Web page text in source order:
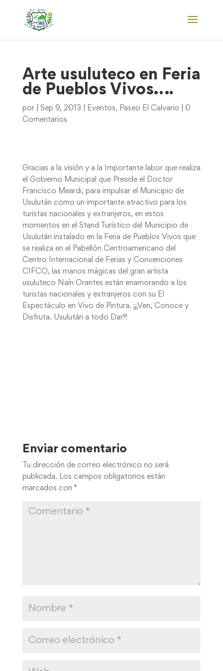
Arte usuluteco en Feria
de Pueblos Vivos….
por Sep 9, 2013 Eventos, Paseo El Calvario
0
Comentarios
Gracias a la visión y a la Importante labor que realiza
el Gobierno Municipal que Preside el Doctor
Francisco Meardi, para impulsar el Municipio de
Usulután como un importante atractivo para los
turistas nacionales y extranjeros, en estos
momentos en el Stand Turístico del Municipio de
Usulután instalado en la Feria de Pueblos Vivos que
se realiza en el Pabellón Centroamericano del
Centro Internacional de Ferias y Convenciones
CIFCO, las manos mágicas del gran artista
usuluteco Naín Orantes están enamorando a los
turistas nacionales y extranjeros con su El
Espectáculo en Vivo de Pintura. ¡¡¡Ven, Conoce y
Disfruta. Usulután a todo Dar!!!
Enviar comentario
Tu dirección de correo electrónico no será
publicada. Los campos obligatorios están
marcados con *